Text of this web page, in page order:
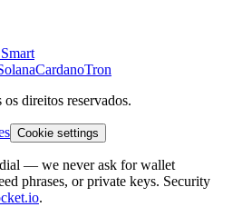
CardanoTron
direitos reservados.
Cookie settings
— we never ask for wallet
phrases, or private keys. Security
.